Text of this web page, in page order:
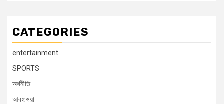
CATEGORIES
entertainment
SPORTS
অর্থনীতি
আবহাওয়া